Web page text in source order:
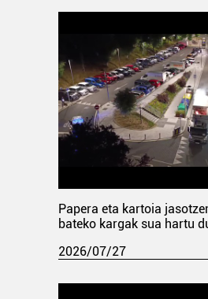
Papera eta kartoia
bateko kargak sua hartu
2026/07/27